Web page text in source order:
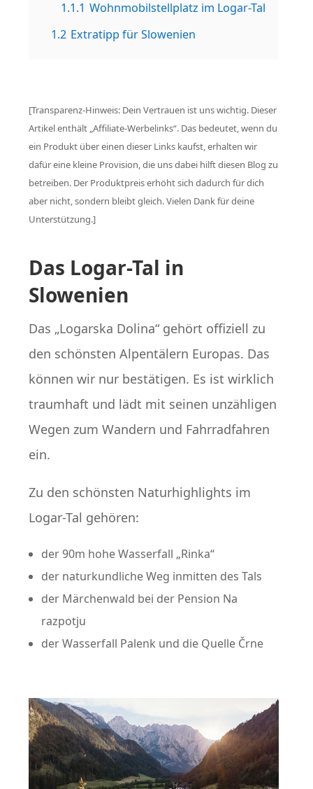
1.1.1 Wohnmobilstellplatz im Logar-Tal
1.2 Extratipp für Slowenien
[Transparenz-Hinweis: Dein Vertrauen ist uns wichtig. Dieser
Artikel enthält „Affiliate-Werbelinks“. Das bedeutet, wenn du
ein Produkt über einen dieser Links kaufst, erhalten wir
dafür eine kleine Provision, die uns dabei hilft diesen Blog zu
betreiben. Der Produktpreis erhöht sich dadurch für dich
aber nicht, sondern bleibt gleich. Vielen Dank für deine
Unterstützung.]
Das Logar-Tal in
Slowenien
Das „Logarska Dolina“ gehört offiziell zu
den schönsten Alpentälern Europas. Das
können wir nur bestätigen. Es ist wirklich
traumhaft und lädt mit seinen unzähligen
Wegen zum Wandern und Fahrradfahren
ein.
Zu den schönsten Naturhighlights im
Logar-Tal gehören:
der 90m hohe Wasserfall „Rinka“
der naturkundliche Weg inmitten des Tals
der Märchenwald bei der Pension Na
razpotju
der Wasserfall Palenk und die Quelle Črne